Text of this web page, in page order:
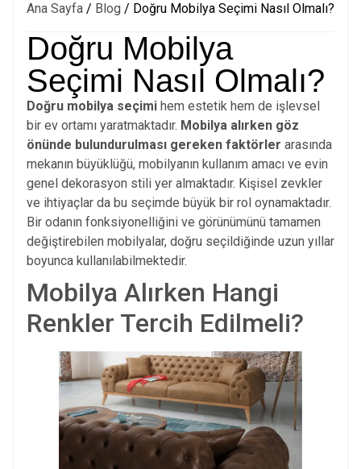
Ana Sayfa / Blog / Doğru Mobilya Seçimi Nasıl Olmalı?
Doğru Mobilya
Seçimi Nasıl Olmalı?
Doğru mobilya seçimi hem estetik hem de işlevsel
bir ev ortamı yaratmaktadır. Mobilya alırken göz
önünde bulundurulması gereken faktörler arasında
mekanın büyüklüğü, mobilyanın kullanım amacı ve evin
genel dekorasyon stili yer almaktadır. Kişisel zevkler
ve ihtiyaçlar da bu seçimde büyük bir rol oynamaktadır.
Bir odanın fonksiyonelliğini ve görünümünü tamamen
değiştirebilen mobilyalar, doğru seçildiğinde uzun yıllar
boyunca kullanılabilmektedir.
Mobilya Alırken Hangi
Renkler Tercih Edilmeli?